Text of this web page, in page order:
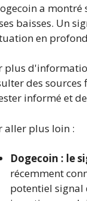
a
baisses. Un
en
plus
des sources
informé et
aller plus loin :
Dogecoin : le
récemment
potentiel signal